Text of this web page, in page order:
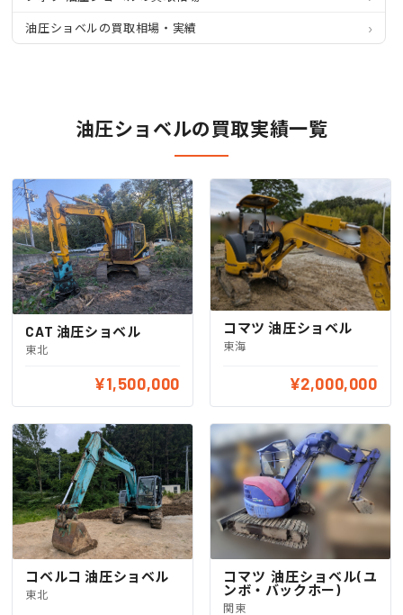
油圧ショベルの買取相場・実績
油圧ショベルの買取実績一覧
CAT 油圧ショベル
東北
¥1,500,000
コマツ 油圧ショベル
東海
¥2,000,000
コベルコ 油圧ショベル
東北
コマツ 油圧ショベル(ユ
ンボ・バックホー)
関東